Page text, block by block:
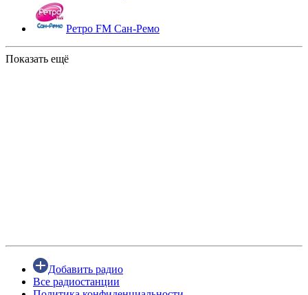
Ретро FM Сан-Ремо
Показать ещё
Добавить радио
Все радиостанции